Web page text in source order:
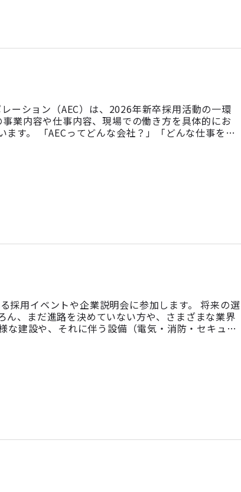
ーション（AEC）は、2026年新卒採用活動の一環
業内容や仕事内容、現場での働き方を具体的にお
す。 「AECってどんな会社？」「どんな仕事をし
採用イベントや企業説明会に参加します。 将来の選
、まだ進路を決めていない方や、さまざまな業界
な建設や、それに伴う設備（電気・消防・セキュリ